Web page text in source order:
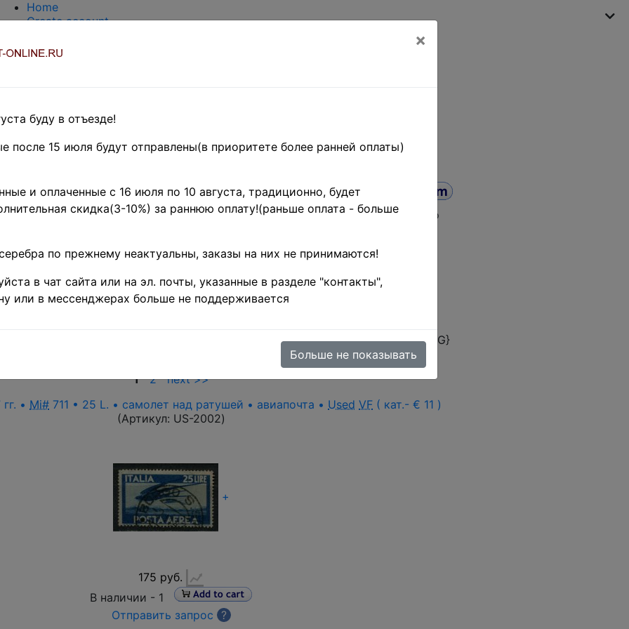
Home
Create account
About Collect-Online
Оценка и покупка
EASY SEARCH
Италия и колонии
н. д.
название товараПоиск цена от до
по изображению товара (тестовый режим)
), customer rating ({ASC_RATING}
1
2
next >>
• Mi# 711 • 25 L. • самолет над ратушей • авиапочта • Used VF ( кат.- € 11 )
(Артикул: US-2002)
+
175 руб.
В наличии - 1
Отправить запрос
?
×
буду в отъезде!
после 15 июля будут отправлены(в приоритете более ранней оплаты)
и оплаченные с 16 июля по 10 августа, традиционно, будет
скидка(3-10%) за раннюю оплату!(раньше оплата - больше
по прежнему неактуальны, заказы на них не принимаются!
в чат сайта или на эл. почты, указанные в разделе "контакты",
или в мессенджерах больше не поддерживается
Больше не показывать